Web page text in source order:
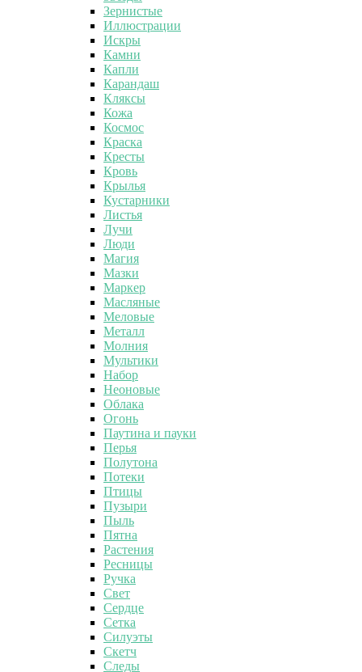
Зернистые
Иллюстрации
Искры
Камни
Капли
Карандаш
Кляксы
Кожа
Космос
Краска
Кресты
Кровь
Крылья
Кустарники
Листья
Лучи
Люди
Магия
Мазки
Маркер
Масляные
Меловые
Металл
Молния
Мультики
Набор
Неоновые
Облака
Огонь
Паутина и пауки
Перья
Полутона
Потеки
Птицы
Пузыри
Пыль
Пятна
Растения
Ресницы
Ручка
Свет
Сердце
Сетка
Силуэты
Скетч
Следы